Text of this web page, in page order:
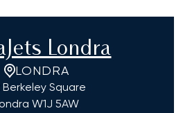
Londra
LONDRA
Berkeley Square
W1J 5AW